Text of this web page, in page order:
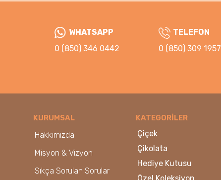
WHATSAPP
0 (850) 346 0442
TELEFON
0 (850) 309 1957
KURUMSAL
Hakkımızda
Misyon & Vizyon
Sıkça Sorulan Sorular
KATEGORİLER
Çiçek
Çikolata
Hediye Kutusu